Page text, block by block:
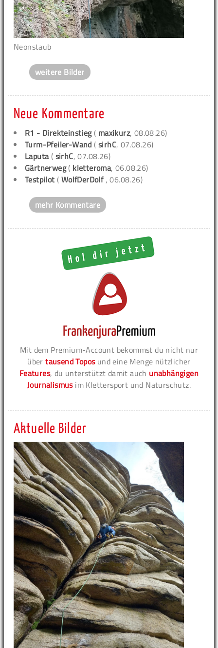
Neonstaub
weitere Bilder
Neue Kommentare
R1 - Direkteinstieg( maxikurz, 08.08.26)
Turm-Pfeiler-Wand (sirhC, 07.08.26)
Laputa( sirhC, 07.08.26)
Gärtnerweg( kletteroma, 06.08.26)
Testpilot ( WolfDerDolf , 06.08.26)
mehr Kommentare
Mit dem Premium-Account bekommst du nicht nur
übertausend Toposund eine Menge nützlicher
Features, du unterstützt damit auch unabhängigen
Journalismusim Klettersport und Naturschutz.
Aktuelle Bilder